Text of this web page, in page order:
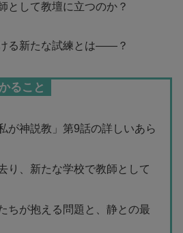
として教壇に立つのか？
る新たな試練とは——？
ること
が神説教」第9話の詳しいあら
り、新たな学校で教師として
ちが抱える問題と、静との最